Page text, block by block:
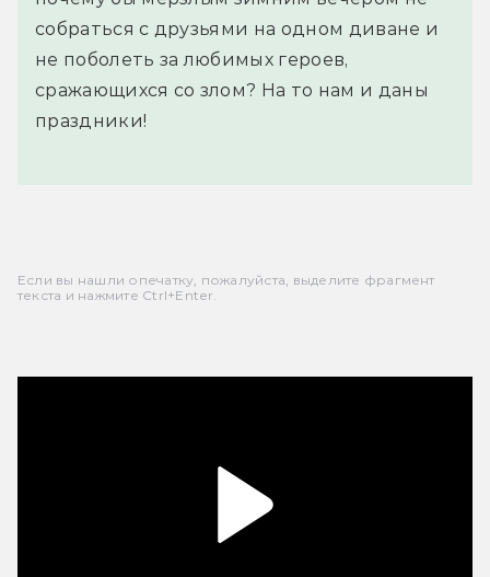
собраться с друзьями на одном диване и
не поболеть за любимых героев,
сражающихся со злом? На то нам и даны
праздники!
Если вы нашли опечатку, пожалуйста, выделите фрагмент
текста и нажмите Ctrl+Enter.